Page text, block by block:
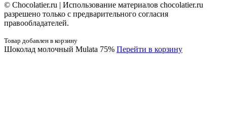
© Сhocolatier.ru | Использование материалов chocolatier.ru
разрешено только с предварительного согласия
правообладателей.
Товар добавлен в корзину
Шоколад молочный Mulata 75% Перейти в корзину